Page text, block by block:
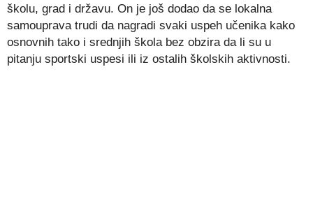
školu, grad i državu. On je još dodao da se lokalna
samouprava trudi da nagradi svaki uspeh učenika kako
osnovnih tako i srednjih škola bez obzira da li su u
pitanju sportski uspesi ili iz ostalih školskih aktivnosti.